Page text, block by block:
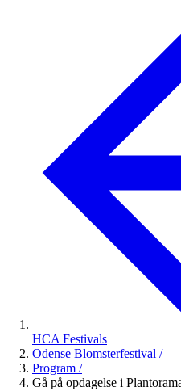
HCA Festivals
Odense Blomsterfestival /
Program /
Gå på opdagelse i